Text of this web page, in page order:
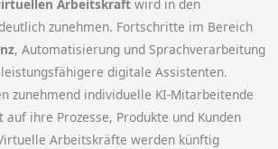
Arbeitskraft wird in den
zunehmen. Fortschritte im Bereich
, Automatisierung und Sprachverarbeitung
digitale Assistenten.
zunehmend individuelle KI-Mitarbeitende
ihre Prozesse, Produkte und Kunden
Arbeitskräfte werden künftig